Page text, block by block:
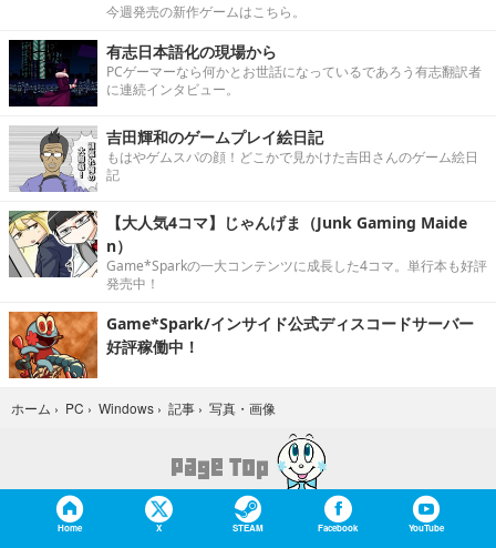
今週発売の新作ゲームはこちら。
有志日本語化の現場から
PCゲーマーなら何かとお世話になっているであろう有志翻訳者
に連続インタビュー。
吉田輝和のゲームプレイ絵日記
もはやゲムスパの顔！どこかで見かけた吉田さんのゲーム絵日
記
【大人気4コマ】じゃんげま（Junk Gaming Maide
n）
Game*Sparkの一大コンテンツに成長した4コマ。単行本も好評
発売中！
Game*Spark/インサイド公式ディスコードサーバー
好評稼働中！
ホーム › PC › Windows › 記事 › 写真・画像
Home X STEAM Facebook YouTube